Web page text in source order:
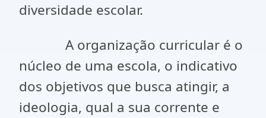
diversidade escolar.
A organização curricular é o
núcleo de uma escola, o indicativo
dos objetivos que busca atingir, a
ideologia, qual a sua corrente e